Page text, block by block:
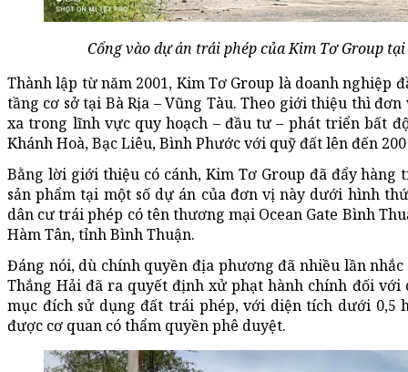
Cổng vào dự án trái phép của Kim Tơ Group
Thành lập từ năm 2001, Kim Tơ Group là doanh nghiệp
tầng cơ sở tại Bà Rịa – Vũng Tàu. Theo giới thiệu thì
xa trong lĩnh vực quy hoạch – đầu tư – phát triển bất
Khánh Hoà, Bạc Liêu, Bình Phước với quỹ đất lên đến
Bằng lời giới thiệu có cánh, Kim Tơ Group đã đẩy
sản phẩm tại một số dự án của đơn vị này dưới hình
dân cư trái phép có tên thương mại Ocean Gate Bình
Hàm Tân, tỉnh Bình Thuận.
Đáng nói, dù chính quyền địa phương đã nhiều lần
Thắng Hải đã ra quyết định xử phạt hành chính đối
mục đích sử dụng đất trái phép, với diện tích dưới 0,5
được cơ quan có thẩm quyền phê duyệt.